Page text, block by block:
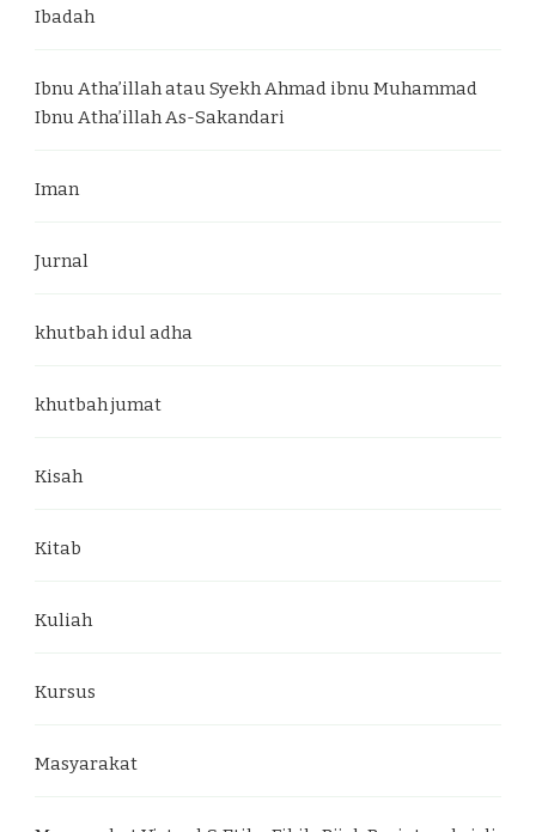
Ibadah
Ibnu Atha’illah atau Syekh Ahmad ibnu Muhammad
Ibnu Atha’illah As-Sakandari
Iman
Jurnal
khutbah idul adha
khutbah jumat
Kisah
Kitab
Kuliah
Kursus
Masyarakat